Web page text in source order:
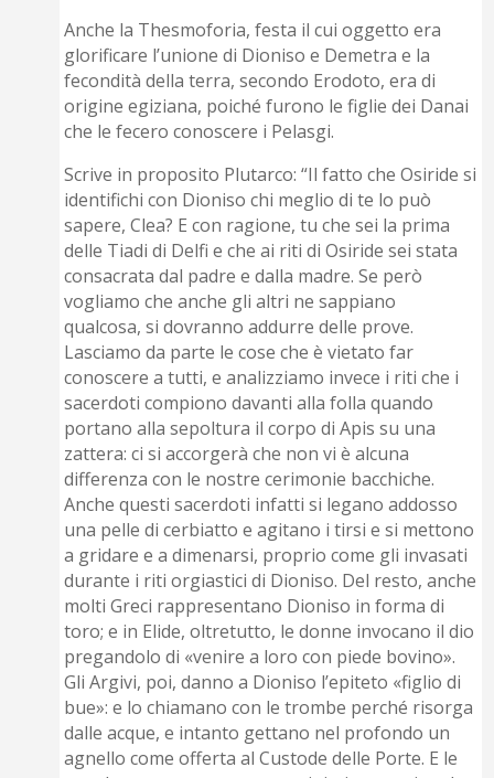
Anche la Thesmoforia, festa il cui oggetto era
glorificare l’unione di Dioniso e Demetra e la
fecondità della terra, secondo Erodoto, era di
origine egiziana, poiché furono le figlie dei Danai
che le fecero conoscere i Pelasgi.
Scrive in proposito Plutarco: “Il fatto che Osiride si
identifichi con Dioniso chi meglio di te lo può
sapere, Clea? E con ragione, tu che sei la prima
delle Tiadi di Delfi e che ai riti di Osiride sei stata
consacrata dal padre e dalla madre. Se però
vogliamo che anche gli altri ne sappiano
qualcosa, si dovranno addurre delle prove.
Lasciamo da parte le cose che è vietato far
conoscere a tutti, e analizziamo invece i riti che i
sacerdoti compiono davanti alla folla quando
portano alla sepoltura il corpo di Apis su una
zattera: ci si accorgerà che non vi è alcuna
differenza con le nostre cerimonie bacchiche.
Anche questi sacerdoti infatti si legano addosso
una pelle di cerbiatto e agitano i tirsi e si mettono
a gridare e a dimenarsi, proprio come gli invasati
durante i riti orgiastici di Dioniso. Del resto, anche
molti Greci rappresentano Dioniso in forma di
toro; e in Elide, oltretutto, le donne invocano il dio
pregandolo di «venire a loro con piede bovino».
Gli Argivi, poi, danno a Dioniso l’epiteto «figlio di
bue»: e lo chiamano con le trombe perché risorga
dalle acque, e intanto gettano nel profondo un
agnello come offerta al Custode delle Porte. E le